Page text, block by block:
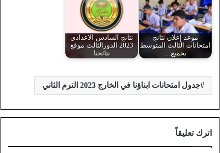
موعد إعلان نتائج
امتحانات الثالث المتوسط
بجميع…
نتائج السادس الاعدادي
2023 الدورالثالث موقع
نتائجنا
جدول امتحانات ابناؤنا في الخارج 2023 الترم الثاني
اترك تعليقاً